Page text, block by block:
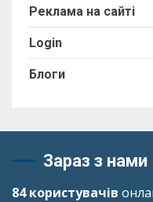
Реклама на сайті
Login
Блоги
Зараз з нами
84 користувачів